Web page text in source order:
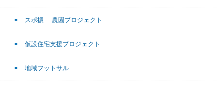
スポ振 農園プロジェクト
仮設住宅支援プロジェクト
地域フットサル